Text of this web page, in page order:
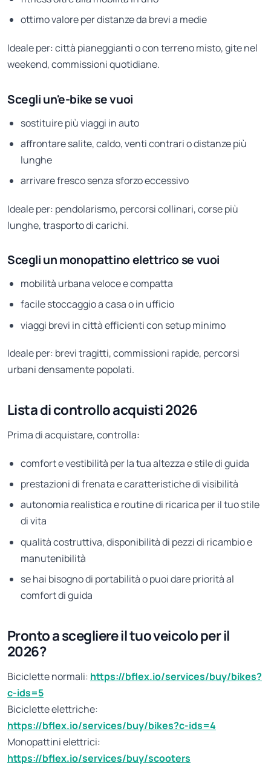
ottimo valore per distanze da brevi a medie
Ideale per: città pianeggianti o con terreno misto, gite nel
weekend, commissioni quotidiane.
Scegli un'e-bike se vuoi
sostituire più viaggi in auto
affrontare salite, caldo, venti contrari o distanze più
lunghe
arrivare fresco senza sforzo eccessivo
Ideale per: pendolarismo, percorsi collinari, corse più
lunghe, trasporto di carichi.
Scegli un monopattino elettrico se vuoi
mobilità urbana veloce e compatta
facile stoccaggio a casa o in ufficio
viaggi brevi in città efficienti con setup minimo
Ideale per: brevi tragitti, commissioni rapide, percorsi
urbani densamente popolati.
Lista di controllo acquisti 2026
Prima di acquistare, controlla:
comfort e vestibilità per la tua altezza e stile di guida
prestazioni di frenata e caratteristiche di visibilità
autonomia realistica e routine di ricarica per il tuo stile
di vita
qualità costruttiva, disponibilità di pezzi di ricambio e
manutenibilità
se hai bisogno di portabilità o puoi dare priorità al
comfort di guida
Pronto a scegliere il tuo veicolo per il
2026?
Biciclette normali: https://bflex.io/services/buy/bikes?
c-ids=5
Biciclette elettriche:
https://bflex.io/services/buy/bikes?c-ids=4
Monopattini elettrici:
https://bflex.io/services/buy/scooters